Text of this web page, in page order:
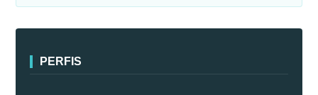
PERFIS